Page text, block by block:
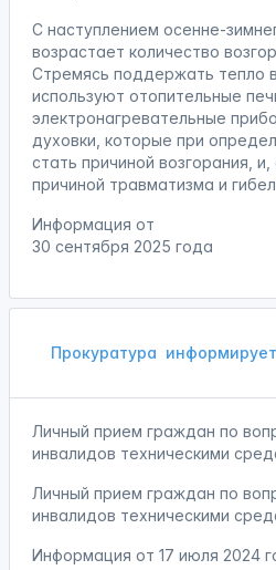
С наступлением осенне-
возрастает количество
Стремясь поддержать тепло
используют отопительные
электронагревательные
духовки, которые при
стать причиной возгорания,
причиной травматизма и
Информация от
30 сентября 2025 года
Прокуратура информирует
Личный прием граждан по
инвалидов техническими
Личный прием граждан по
инвалидов техническими
Информация от 17 июля 2024